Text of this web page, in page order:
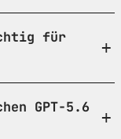
für
GPT-5.6